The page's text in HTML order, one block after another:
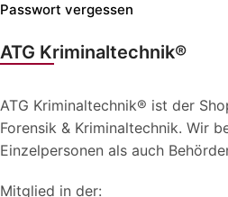
Passwort vergessen
ATG Kriminaltechnik®
ATG Kriminaltechnik® ist der
Forensik & Kriminaltechnik. Wir
Einzelpersonen als auch
Mitglied in der: